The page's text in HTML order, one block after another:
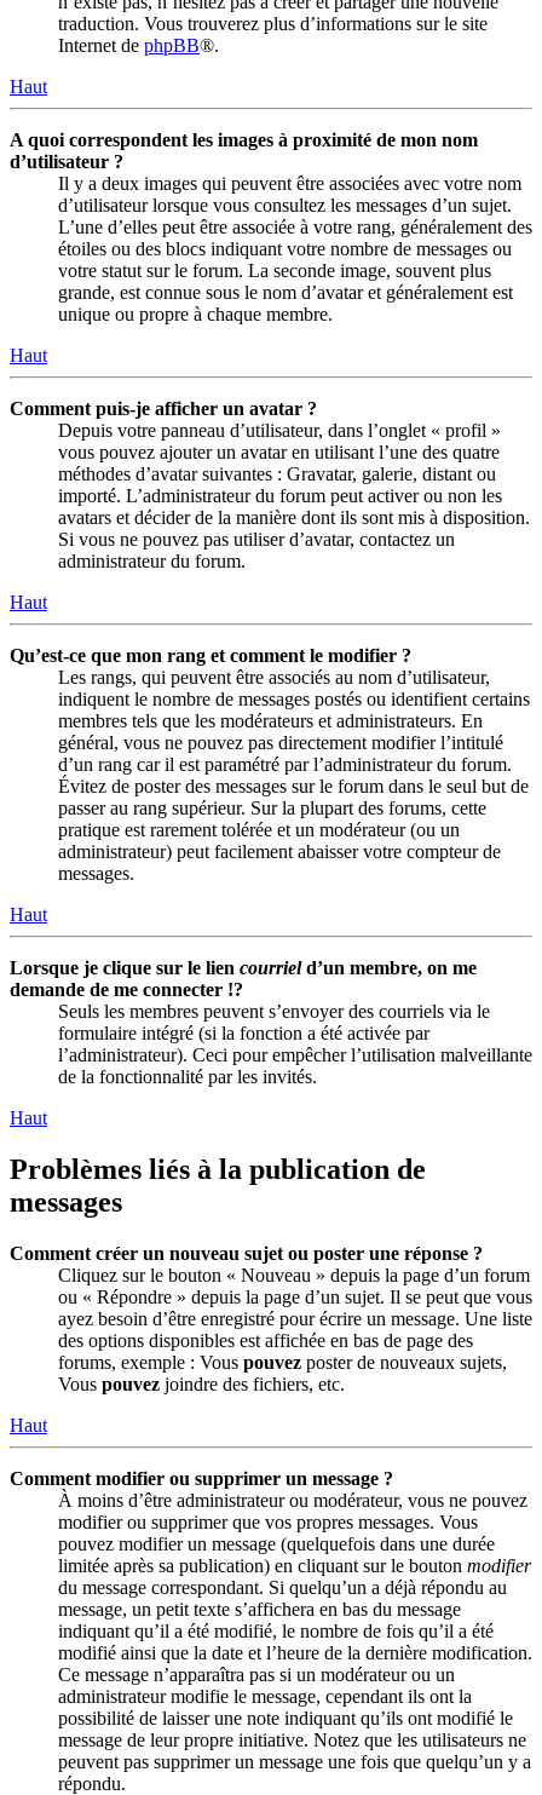
traduction. Vous trouverez plus d’informations sur le site
Internet de phpBB®.
Haut
A quoi correspondent les images à proximité de mon nom
d’utilisateur ?
Il y a deux images qui peuvent être associées avec votre nom
d’utilisateur lorsque vous consultez les messages d’un sujet.
L’une d’elles peut être associée à votre rang, généralement des
étoiles ou des blocs indiquant votre nombre de messages ou
votre statut sur le forum. La seconde image, souvent plus
grande, est connue sous le nom d’avatar et généralement est
unique ou propre à chaque membre.
Haut
Comment puis-je afficher un avatar ?
Depuis votre panneau d’utilisateur, dans l’onglet « profil »
vous pouvez ajouter un avatar en utilisant l’une des quatre
méthodes d’avatar suivantes : Gravatar, galerie, distant ou
importé. L’administrateur du forum peut activer ou non les
avatars et décider de la manière dont ils sont mis à disposition.
Si vous ne pouvez pas utiliser d’avatar, contactez un
administrateur du forum.
Haut
Qu’est-ce que mon rang et comment le modifier ?
Les rangs, qui peuvent être associés au nom d’utilisateur,
indiquent le nombre de messages postés ou identifient certains
membres tels que les modérateurs et administrateurs. En
général, vous ne pouvez pas directement modifier l’intitulé
d’un rang car il est paramétré par l’administrateur du forum.
Évitez de poster des messages sur le forum dans le seul but de
passer au rang supérieur. Sur la plupart des forums, cette
pratique est rarement tolérée et un modérateur (ou un
administrateur) peut facilement abaisser votre compteur de
messages.
Haut
Lorsque je clique sur le lien courrield’un membre, on me
demande de me connecter !?
Seuls les membres peuvent s’envoyer des courriels via le
formulaire intégré (si la fonction a été activée par
l’administrateur). Ceci pour empêcher l’utilisation malveillante
de la fonctionnalité par les invités.
Haut
Problèmes liés à la publication de
messages
Comment créer un nouveau sujet ou poster une réponse ?
Cliquez sur le bouton « Nouveau » depuis la page d’un forum
ou « Répondre » depuis la page d’un sujet. Il se peut que vous
ayez besoin d’être enregistré pour écrire un message. Une liste
des options disponibles est affichée en bas de page des
forums, exemple : Vous pouvez poster de nouveaux sujets,
Vous pouvez joindre des fichiers, etc.
Haut
Comment modifier ou supprimer un message ?
À moins d’être administrateur ou modérateur, vous ne pouvez
modifier ou supprimer que vos propres messages. Vous
pouvez modifier un message (quelquefois dans une durée
limitée après sa publication) en cliquant sur le bouton modifier
du message correspondant. Si quelqu’un a déjà répondu au
message, un petit texte s’affichera en bas du message
indiquant qu’il a été modifié, le nombre de fois qu’il a été
modifié ainsi que la date et l’heure de la dernière modification.
Ce message n’apparaîtra pas si un modérateur ou un
administrateur modifie le message, cependant ils ont la
possibilité de laisser une note indiquant qu’ils ont modifié le
message de leur propre initiative. Notez que les utilisateurs ne
peuvent pas supprimer un message une fois que quelqu’un y a
répondu.